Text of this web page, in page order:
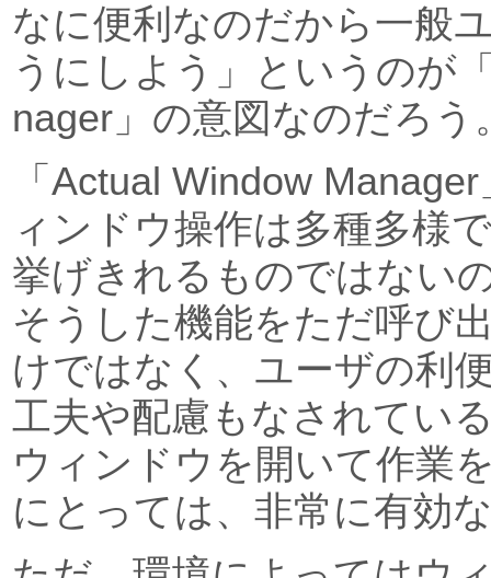
なに便利なのだから一般
うにしよう」というのが
nager」の意図なのだろう
「Actual Window
ィンドウ操作は多種多様
挙げきれるものではない
そうした機能をただ呼び
けではなく、ユーザの利
工夫や配慮もなされてい
ウィンドウを開いて作業
にとっては、非常に有効